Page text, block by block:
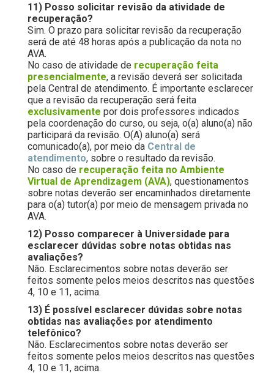
11) Posso solicitar revisão da atividade de
recuperação?
Sim. O prazo para solicitar revisão da recuperação
será de até 48 horas após a publicação da nota no
AVA.
No caso de atividade de recuperação feita
presencialmente, a revisão deverá ser solicitada
pela Central de atendimento. É importante esclarecer
que a revisão da recuperação será feita
exclusivamente por dois professores indicados
pela coordenação do curso, ou seja, o(a) aluno(a) não
participará da revisão. O(A) aluno(a) será
comunicado(a), por meio da Central de
atendimento, sobre o resultado da revisão.
No caso de recuperação feita no Ambiente
Virtual de Aprendizagem (AVA), questionamentos
sobre notas deverão ser encaminhados diretamente
para o(a) tutor(a) por meio de mensagem privada no
AVA.
12) Posso comparecer à Universidade para
esclarecer dúvidas sobre notas obtidas nas
avaliações?
Não. Esclarecimentos sobre notas deverão ser
feitos somente pelos meios descritos nas questões
4, 10 e 11, acima.
13) É possível esclarecer dúvidas sobre notas
obtidas nas avaliações por atendimento
telefônico?
Não. Esclarecimentos sobre notas deverão ser
feitos somente pelos meios descritos nas questões
4, 10 e 11, acima.